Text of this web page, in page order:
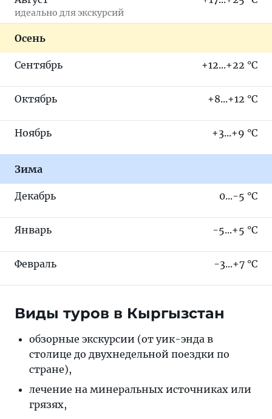
идеально для экскурсий
Осень
Сентябрь +12...+22 °C
Октябрь +8...+12 °C
Ноябрь +3...+9 °C
Зима
Декабрь 0...-5 °C
Январь -5...+5 °C
Февраль -3...+7 °C
Виды туров в Кыргызстан
обзорные экскурсии (от уик-энда в
столице до двухнедельной поездки по
стране),
лечение на минеральных источниках или
грязях,